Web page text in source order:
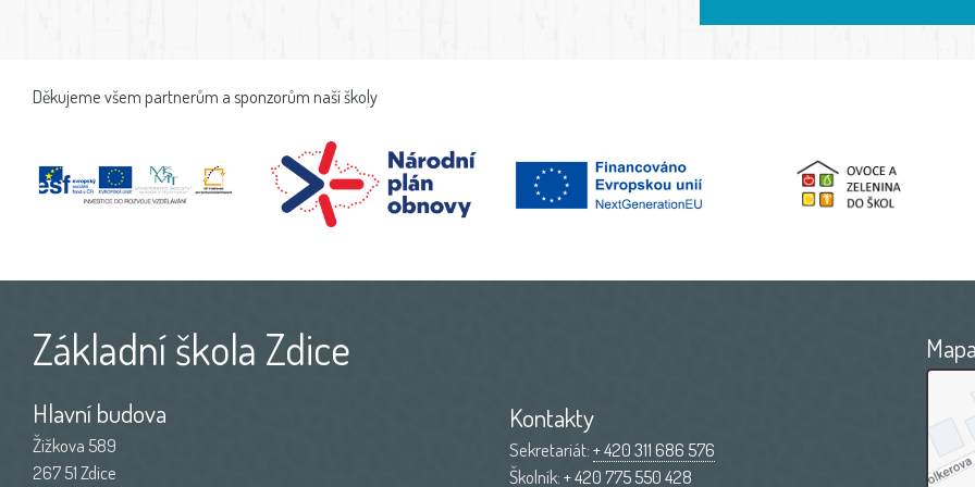
Děkujeme všem partnerům a sponzorům naší školy
Základní škola Zdice
Hlavní budova
Žižkova 589
267 51 Zdice
Kontakty
Sekretariát:+ 420 311 686 576
Školník:+ 420 775 550 428